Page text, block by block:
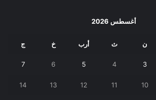
أغسطس 2026
ن ث أرب خ ج
3
4
5
6
7
10
11
12
13
14